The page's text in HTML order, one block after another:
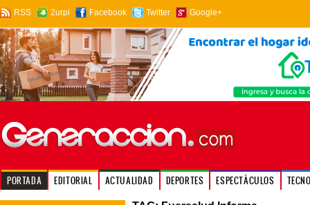
RSS 2urpi Facebook Twitter Google+
PORTADA EDITORIAL ACTUALIDAD DEPORTES ESPECTÁCULOS